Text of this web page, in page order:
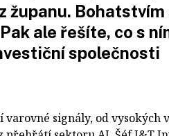
županu. Bohatstvím
ale řešíte, co s
společnosti
signály, od vysokých